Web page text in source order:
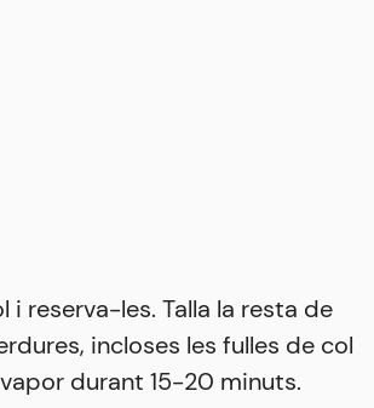
i reserva-les. Talla la resta de
incloses les fulles de col
durant 15-20 minuts.